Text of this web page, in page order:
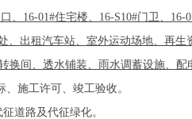
16-01#住宅楼、16-S10#门卫、16-
出租汽车站、室外运动场地、再生
换间、透水铺装、雨水调蓄设施、
施工许可、竣工验收。
道路及代征绿化。